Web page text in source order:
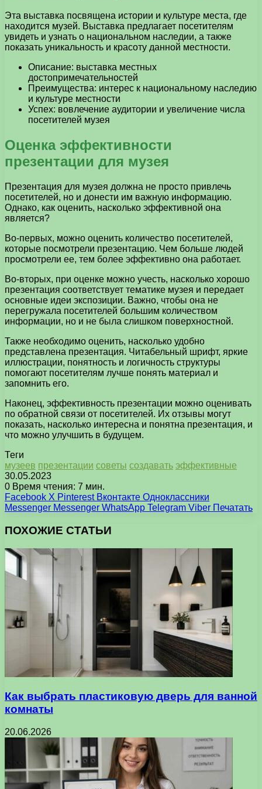
Эта выставка посвящена истории и культуре места, где
находится музей. Выставка предлагает посетителям
увидеть и узнать о национальном наследии, а также
показать уникальность и красоту данной местности.
Описание: выставка местных
достопримечательностей
Преимущества: интерес к национальному наследию
и культуре местности
Успех: вовлечение аудитории и увеличение числа
посетителей музея
Оценка эффективности
презентации для музея
Презентация для музея должна не просто привлечь
посетителей, но и донести им важную информацию.
Однако, как оценить, насколько эффективной она
является?
Во-первых, можно оценить количество посетителей,
которые посмотрели презентацию. Чем больше людей
просмотрели ее, тем более эффективно она работает.
Во-вторых, при оценке можно учесть, насколько хорошо
презентация соответствует тематике музея и передает
основные идеи экспозиции. Важно, чтобы она не
перегружала посетителей большим количеством
информации, но и не была слишком поверхностной.
Также необходимо оценить, насколько удобно
представлена презентация. Читабельный шрифт, яркие
иллюстрации, понятность и логичность структуры
помогают посетителям лучше понять материал и
запомнить его.
Наконец, эффективность презентации можно оценивать
по обратной связи от посетителей. Их отзывы могут
показать, насколько интересна и понятна презентация, и
что можно улучшить в будущем.
Теги
музеев презентации советы создавать эффективные
30.05.2023
0 Время чтения: 7 мин.
Facebook X Pinterest Вконтакте Одноклассники
Messenger Messenger WhatsApp Telegram Viber Печатать
ПОХОЖИЕ СТАТЬИ
Как выбрать пластиковую дверь для ванной
комнаты
20.06.2026